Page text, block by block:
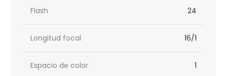
Flash 24
Longitud focal 16/1
Espacio de color 1